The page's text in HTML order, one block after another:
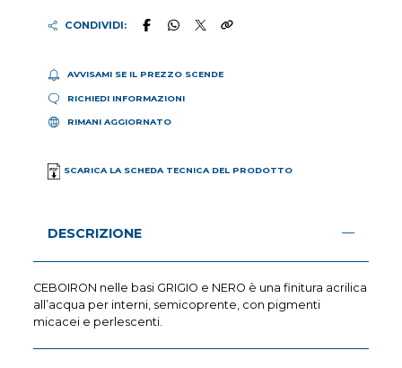
CONDIVIDI:
AVVISAMI SE IL PREZZO SCENDE
RICHIEDI INFORMAZIONI
RIMANI AGGIORNATO
SCARICA LA SCHEDA TECNICA DEL PRODOTTO
DESCRIZIONE
CEBOIRON nelle basi GRIGIO e NERO è una finitura acrilica
all’acqua per interni, semicoprente, con pigmenti
micacei e perlescenti.